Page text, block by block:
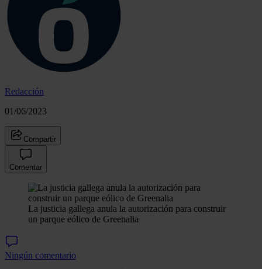
Redacción
01/06/2023
Compartir
Comentar
La justicia gallega anula la autorización para construir
un parque eólico de Greenalia
Ningún comentario